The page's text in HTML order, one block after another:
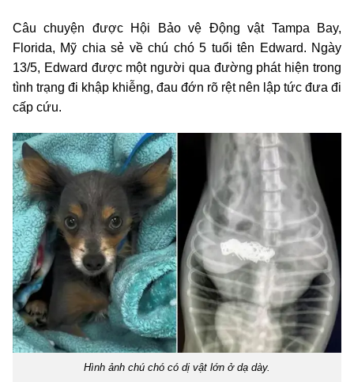
Câu chuyện được Hội Bảo vệ Động vật Tampa Bay,
Florida, Mỹ chia sẻ về chú chó 5 tuổi tên Edward. Ngày
13/5, Edward được một người qua đường phát hiện trong
tình trạng đi khập khiễng, đau đớn rõ rệt nên lập tức đưa đi
cấp cứu.
Hình ảnh chú chó có dị vật lớn ở dạ dày.